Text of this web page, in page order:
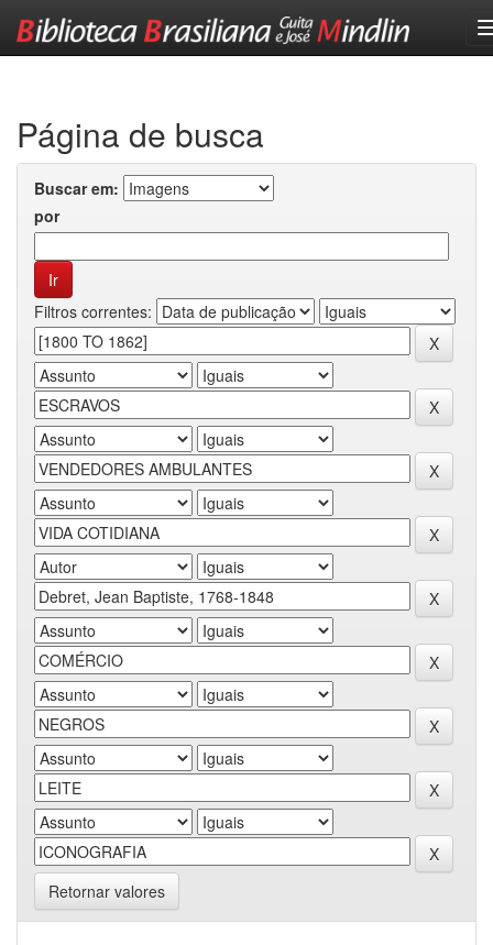
Página de busca
Buscar em:
por
Filtros correntes:
Retornar valores